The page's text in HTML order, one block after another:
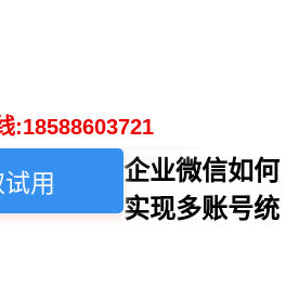
:18588603721
用
企业微信如何
实现多账号统